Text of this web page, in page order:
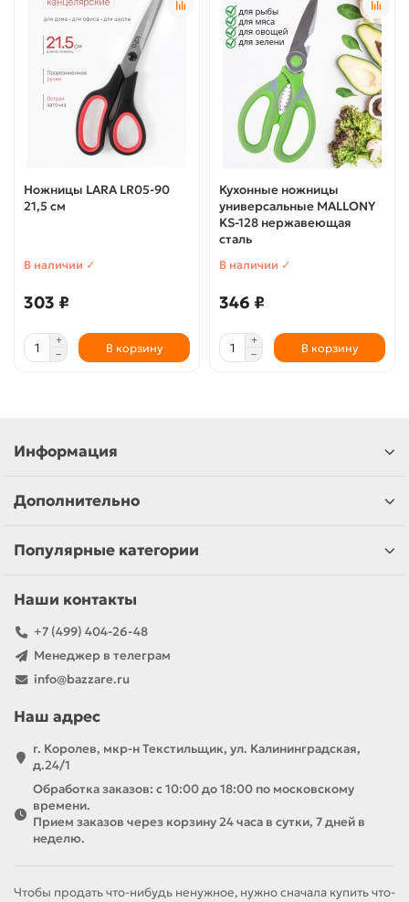
Ножницы LARA LR05-90
21,5 см
В наличии ✓
303 ₽
В корзину
Кухонные ножницы
универсальные MALLONY
KS-128 нержавеющая
сталь
В наличии ✓
346 ₽
В корзину
Информация
Дополнительно
Популярные категории
Наши контакты
+7 (499) 404-26-48
Менеджер в телеграм
info@bazzare.ru
Наш адрес
г. Королев, мкр-н Текстильщик, ул. Калининградская,
д.24/1
Обработка заказов: с 10:00 до 18:00 по московскому
времени.
Прием заказов через корзину 24 часа в сутки, 7 дней в
неделю.
Чтобы продать что-нибудь ненужное, нужно сначала купить что-